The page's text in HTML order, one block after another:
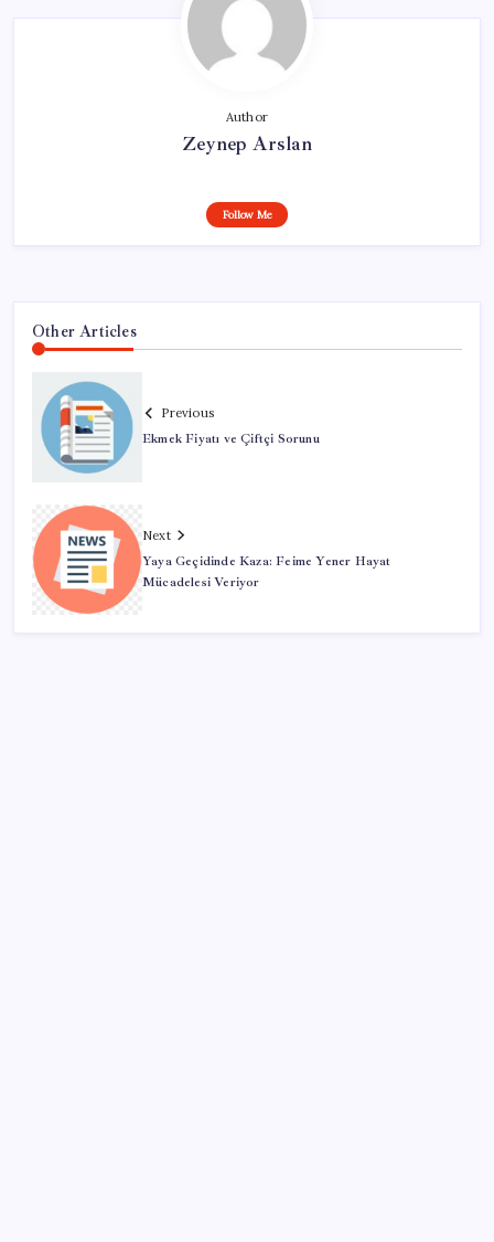
Author
Zeynep Arslan
Follow Me
Other Articles
Previous
Ekmek Fiyatı ve Çiftçi Sorunu
Next
Yaya Geçidinde Kaza: Feime Yener Hayat
Mücadelesi Veriyor